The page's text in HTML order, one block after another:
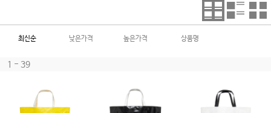
최신순 낮은가격 높은가격 상품명
1 - 39